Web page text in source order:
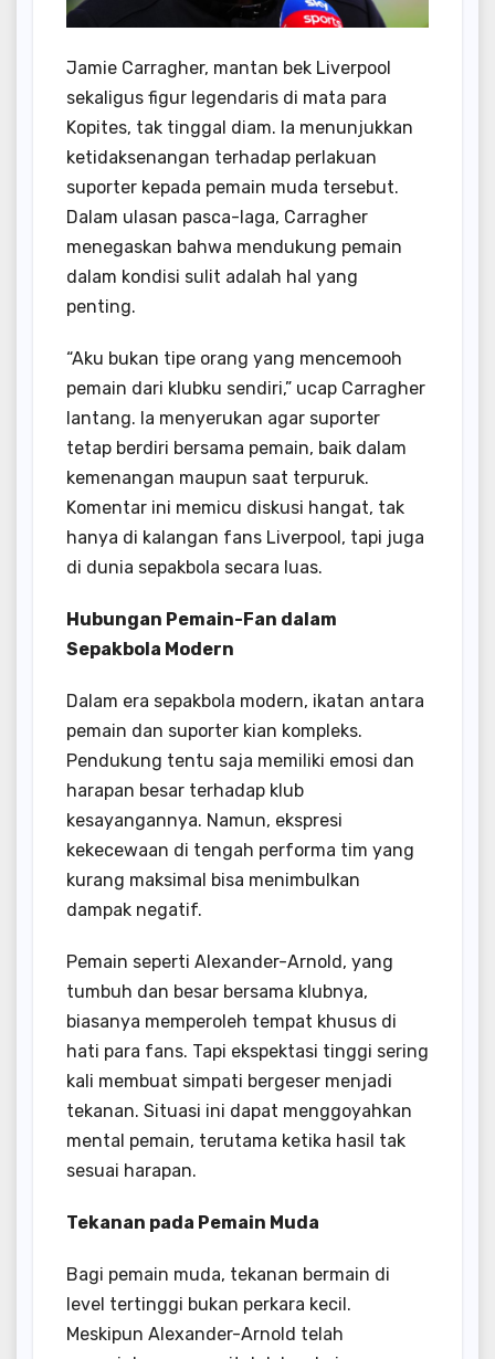
Jamie Carragher, mantan bek Liverpool
sekaligus figur legendaris di mata para
Kopites, tak tinggal diam. Ia menunjukkan
ketidaksenangan terhadap perlakuan
suporter kepada pemain muda tersebut.
Dalam ulasan pasca-laga, Carragher
menegaskan bahwa mendukung pemain
dalam kondisi sulit adalah hal yang
penting.
“Aku bukan tipe orang yang mencemooh
pemain dari klubku sendiri,” ucap Carragher
lantang. Ia menyerukan agar suporter
tetap berdiri bersama pemain, baik dalam
kemenangan maupun saat terpuruk.
Komentar ini memicu diskusi hangat, tak
hanya di kalangan fans Liverpool, tapi juga
di dunia sepakbola secara luas.
Hubungan Pemain-Fan dalam
Sepakbola Modern
Dalam era sepakbola modern, ikatan antara
pemain dan suporter kian kompleks.
Pendukung tentu saja memiliki emosi dan
harapan besar terhadap klub
kesayangannya. Namun, ekspresi
kekecewaan di tengah performa tim yang
kurang maksimal bisa menimbulkan
dampak negatif.
Pemain seperti Alexander-Arnold, yang
tumbuh dan besar bersama klubnya,
biasanya memperoleh tempat khusus di
hati para fans. Tapi ekspektasi tinggi sering
kali membuat simpati bergeser menjadi
tekanan. Situasi ini dapat menggoyahkan
mental pemain, terutama ketika hasil tak
sesuai harapan.
Tekanan pada Pemain Muda
Bagi pemain muda, tekanan bermain di
level tertinggi bukan perkara kecil.
Meskipun Alexander-Arnold telah